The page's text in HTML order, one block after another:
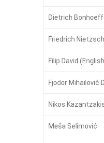
Dietrich
Friedrich
Filip David
Fjodor Mihailovič
Nikos
Meša Selimović